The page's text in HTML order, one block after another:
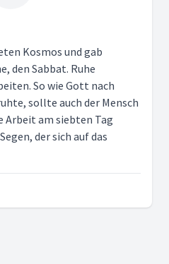
Kosmos und gab
den Sabbat. Ruhe
So wie Gott nach
sollte auch der Mensch
Arbeit am siebten Tag
der sich auf das